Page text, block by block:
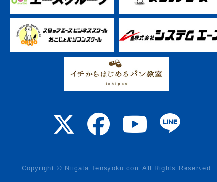
Copyright © Niigata Tensyoku.com All Rights Reserved